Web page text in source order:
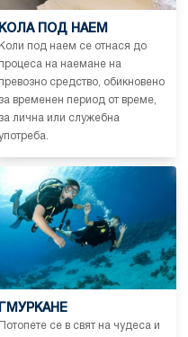
КОЛА ПОД НАЕМ
Коли под наем се отнася до
процеса на наемане на
превозно средство, обикновено
за временен период от време,
за лична или служебна
ГМУРКАНЕ
Потопете се в свят на чудеса и